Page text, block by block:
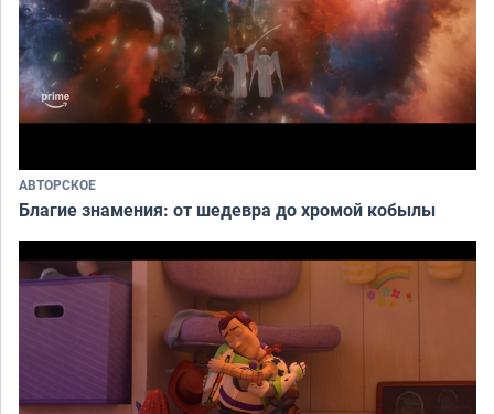
АВТОРСКОЕ
Благие знамения: от шедевра до хромой кобылы